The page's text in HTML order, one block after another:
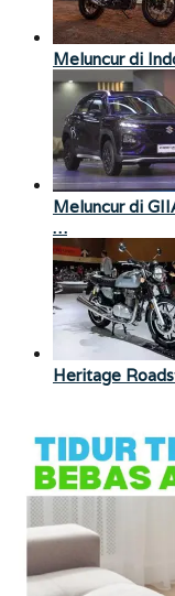
Meluncur di
Meluncur di
…
Heritage